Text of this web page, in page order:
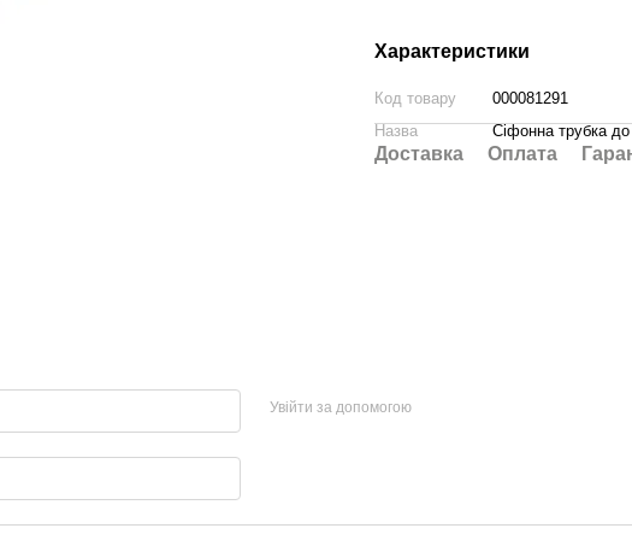
Характеристики
Код товару
000081291
Назва
Сіфонна трубка
Доставка Оплата
Увійти за допомогою